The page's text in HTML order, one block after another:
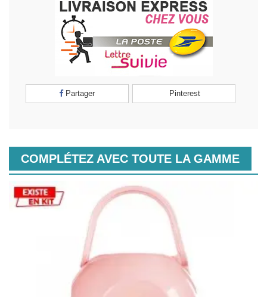
Partager Pinterest
COMPLÉTEZ AVEC TOUTE LA GAMME